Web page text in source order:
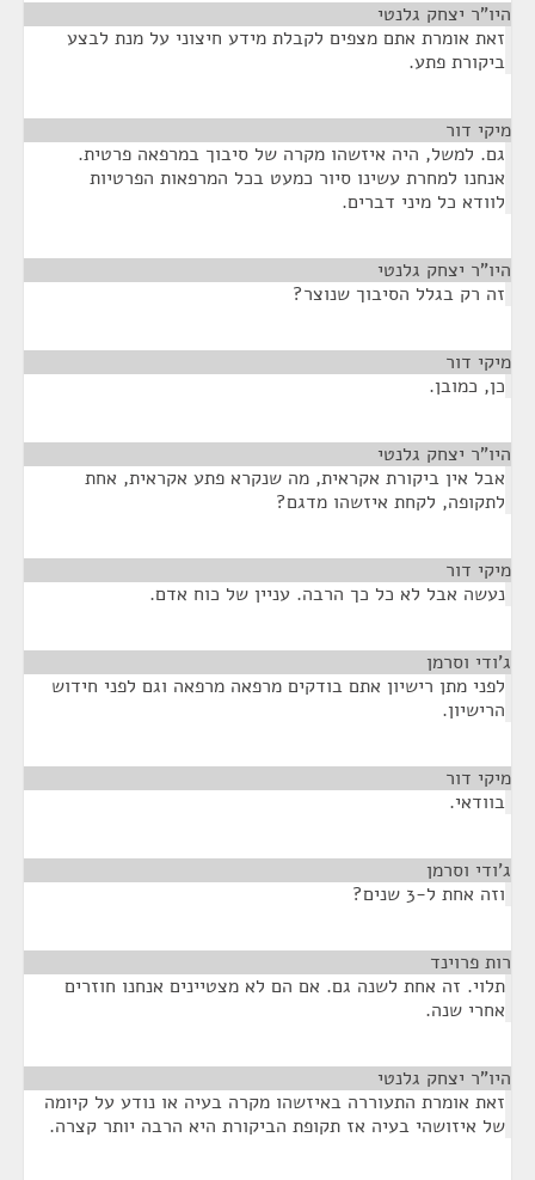
היו"ר יצחק גלנטי
זאת אומרת אתם מצפים לקבלת מידע חיצוני על מנת לבצע
ביקורת פתע.
מיקי דור
גם. למשל, היה איזשהו מקרה של סיבוך במרפאה פרטית.
אנחנו למחרת עשינו סיור כמעט בכל המרפאות הפרטיות
לוודא כל מיני דברים.
היו"ר יצחק גלנטי
זה רק בגלל הסיבוך שנוצר?
מיקי דור
כן, כמובן.
היו"ר יצחק גלנטי
אבל אין ביקורת אקראית, מה שנקרא פתע אקראית, אחת
לתקופה, לקחת איזשהו מדגם?
מיקי דור
נעשה אבל לא כל כך הרבה. עניין של כוח אדם.
ג'ודי וסרמן
לפני מתן רישיון אתם בודקים מרפאה מרפאה וגם לפני חידוש
הרישיון.
מיקי דור
בוודאי.
ג'ודי וסרמן
וזה אחת ל-3 שנים?
רות פרוינד
תלוי. זה אחת לשנה גם. אם הם לא מצטיינים אנחנו חוזרים
אחרי שנה.
היו"ר יצחק גלנטי
זאת אומרת התעוררה באיזשהו מקרה בעיה או נודע על קיומה
של איזושהי בעיה אז תקופת הביקורת היא הרבה יותר קצרה.